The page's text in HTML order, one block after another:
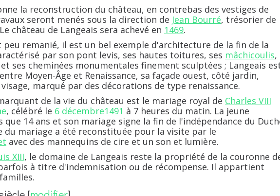
la reconstruction du château, en contrebas des vestiges de
seront menés sous la direction de Jean Bourré, trésorier de
château de Langeais sera achevé en 1469.
peu remanié, il est un bel exemple d'architecture de la fin de la
par son pont levis, ses hautes toitures, ses mâchicoulis,
ses cheminées monumentales finement sculptées ; Langeais
Moyen-Âge et Renaissance, sa façade ouest, côté jardin,
marqué par des décorations de type renaissance.
de la vie du château est le mariage royal de Charles VIII
, célébré le 6 décembre1491 à 7 heures du matin. La jeune
que 14 ans et son mariage signe la fin de l'indépendance du
du mariage a été reconstituée pour la visite par le
avec des mannequins de cire et un son et lumière.
XIII, le domaine de Langeais reste la propriété de la couronne
à titre d'indemnisation ou de récompense. Il appartient